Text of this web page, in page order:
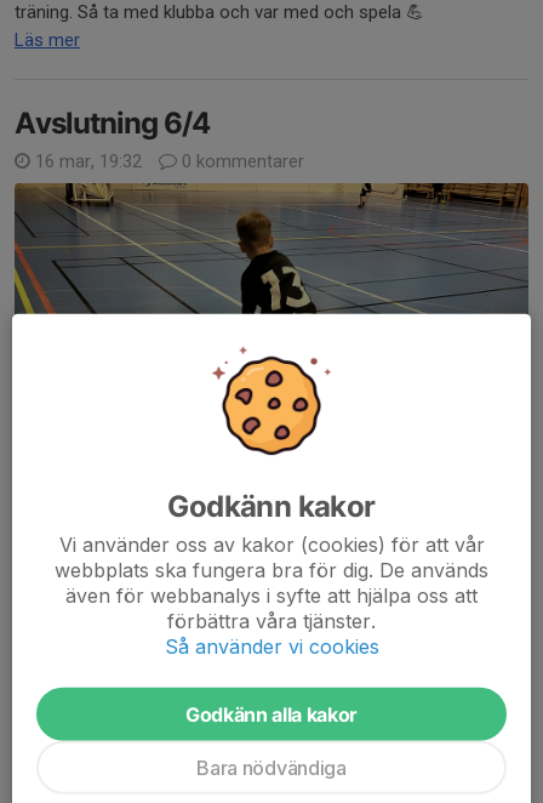
träning. Så ta med klubba och var med och spela 💪
Läs mer
Avslutning 6/4
16 mar, 19:32 0 kommentarer
Hej föräldrar!
Det börjar närma sig avslutning för denna innebandysäsong!
Den 6/4 är det sista träningen för laget och då kör vi
föräldramatch 💪 så alla föräldrar som vill vara med och spela
Godkänn kakor
Vi använder oss av kakor (cookies) för att vår
webbplats ska fungera bra för dig. De används
även för webbanalys i syfte att hjälpa oss att
förbättra våra tjänster.
Så använder vi cookies
Godkänn alla kakor
Bara nödvändiga